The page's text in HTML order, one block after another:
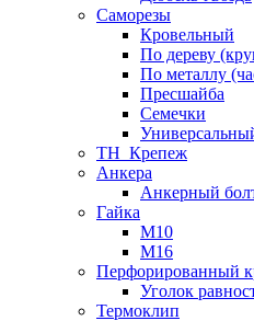
Саморезы
Кровельный
По дереву
По металлу
Пресшайба
Семечки
ТН_Крепеж
Анкера
Анкерный
Гайка
М10
М16
Перфорированный
Уголок
Термоклип